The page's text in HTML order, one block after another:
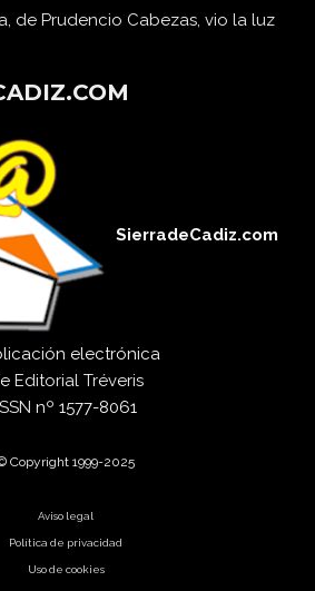
de Prudencio Cabezas, vio la luz
SierradeCadiz.com
electrónica
Editorial Tréveris
nº 1577-8061
Copyright 1999-2025
Aviso legal
Política de privacidad
Uso de cookies